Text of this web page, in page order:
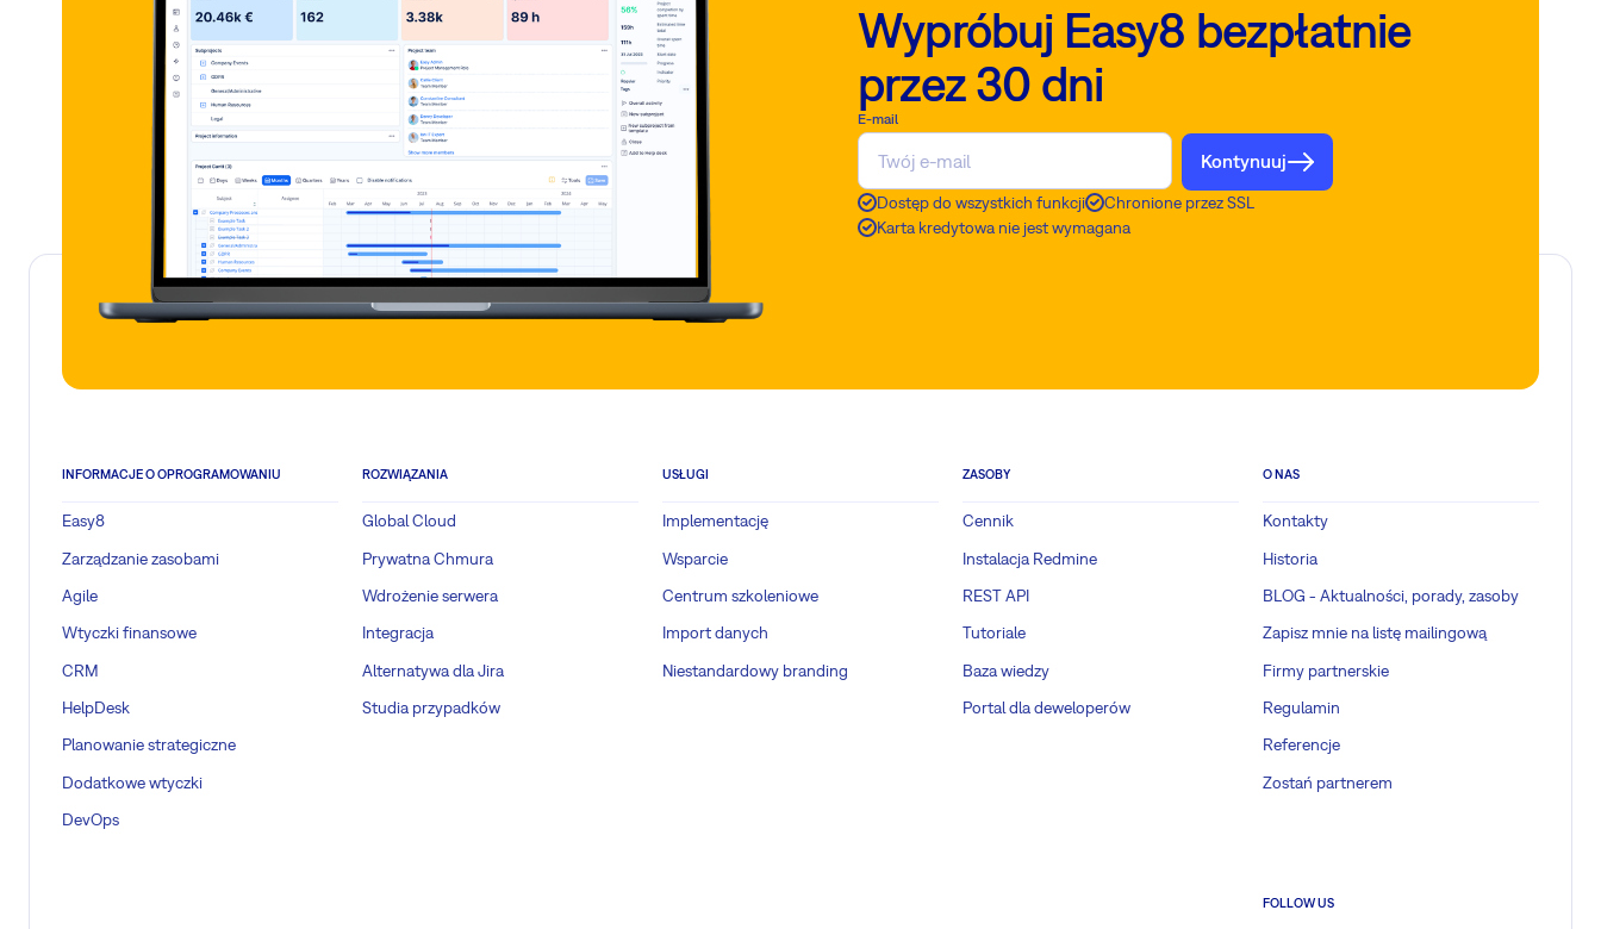
Wypróbuj Easy8 bezpłatnie
przez 30 dni
E-mail
Kontynuuj
Dostęp do wszystkich funkcji
Chronione przez SSL
Karta kredytowa nie jest wymagana
INFORMACJE O OPROGRAMOWANIU
Easy8
Zarządzanie zasobami
Agile
Wtyczki finansowe
CRM
HelpDesk
Planowanie strategiczne
Dodatkowe wtyczki
DevOps
ROZWIĄZANIA
Global Cloud
Prywatna Chmura
Wdrożenie serwera
Integracja
Alternatywa dla Jira
Studia przypadków
USŁUGI
Implementację
Wsparcie
Centrum szkoleniowe
Import danych
Niestandardowy branding
ZASOBY
Cennik
Instalacja Redmine
REST API
Tutoriale
Baza wiedzy
Portal dla deweloperów
O NAS
Kontakty
Historia
BLOG - Aktualności, porady, zasoby
Zapisz mnie na listę mailingową
Firmy partnerskie
Regulamin
Referencje
Zostań partnerem
FOLLOW US